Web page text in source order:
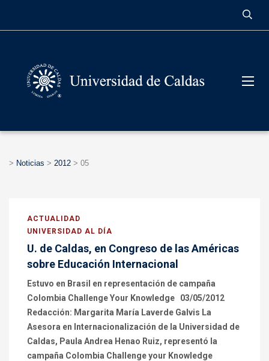
> Noticias > 2012 > 05
ACTUALIDAD
UNIVERSIDAD AL DÍA
U. de Caldas, en Congreso de las Américas
sobre Educación Internacional
Estuvo en Brasil en representación de campaña
Colombia Challenge Your Knowledge 03/05/2012
Redacción: Margarita María Laverde Galvis La
Asesora en Internacionalización de la Universidad de
Caldas, Paula Andrea Henao Ruiz, representó la
campaña Colombia Challenge your Knowledge